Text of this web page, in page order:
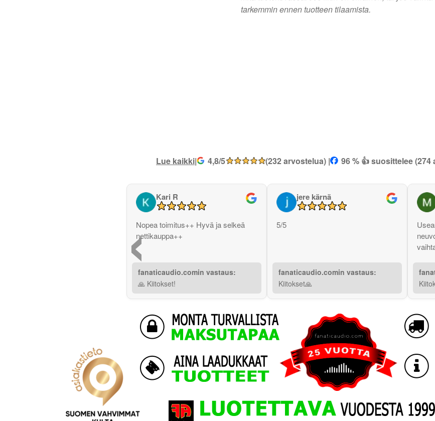
tarkemmin ennen tuotteen tilaamista.
Lue kaikki| 4,8/5 (232 arvostelua) | 96 % 👍 suosittelee (274
‹
Kari R
Nopea toimitus++ Hyvä ja selkeä
nettikauppa++
fanaticaudio.comin vastaus:
🙏 Kiitokset!
jere kärnä
5/5
fanaticaudio.comin vastaus:
Kiitokset🙏